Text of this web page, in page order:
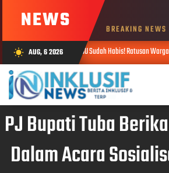
NEWS BREAKING NEWS
wb_sunny AUG, 6 2026
HGU Sudah Habis! Ratusan Warga Buay Bulan
PJ Bupati Tuba
Dalam Acara